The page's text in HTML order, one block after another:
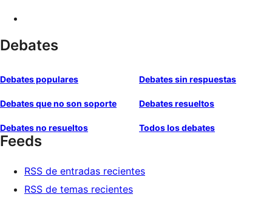
Debates
Debates populares Debates sin respuestas
Debates que no son soporte Debates resueltos
Debates no resueltos Todos los debates
Feeds
RSS de entradas recientes
RSS de temas recientes